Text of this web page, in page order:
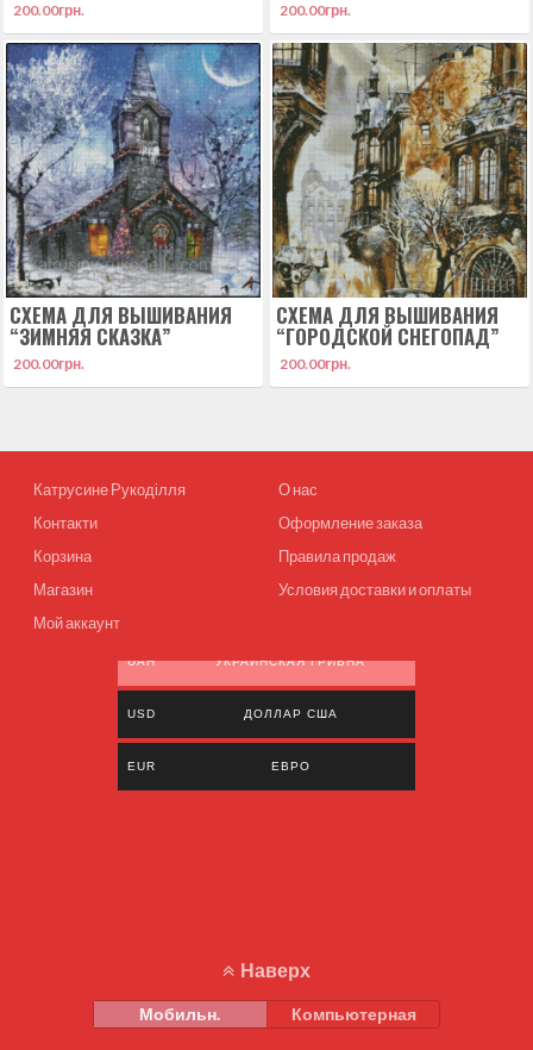
200.00грн. 200.00грн.
СХЕМА ДЛЯ ВЫШИВАНИЯ
“ЗИМНЯЯ СКАЗКА”
200.00грн.
СХЕМА ДЛЯ ВЫШИВАНИЯ
“ГОРОДСКОЙ СНЕГОПАД”
200.00грн.
Катрусине Рукоділля
Контакти
Корзина
Магазин
Мой аккаунт
О нас
Оформление заказа
Правила продаж
Условия доставки и оплаты
UAH УКРАИНСКАЯ ГРИВНА
USD ДОЛЛАР США
EUR ЕВРО
Наверх
Мобильн. Компьютерная